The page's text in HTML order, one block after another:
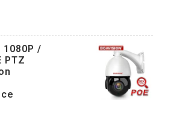
1080P /
PTZ